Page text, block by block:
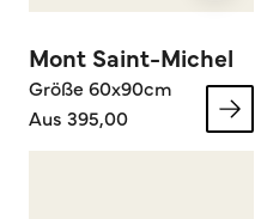
Mont Saint-Michel
Größe 60x90cm
Aus 395,00